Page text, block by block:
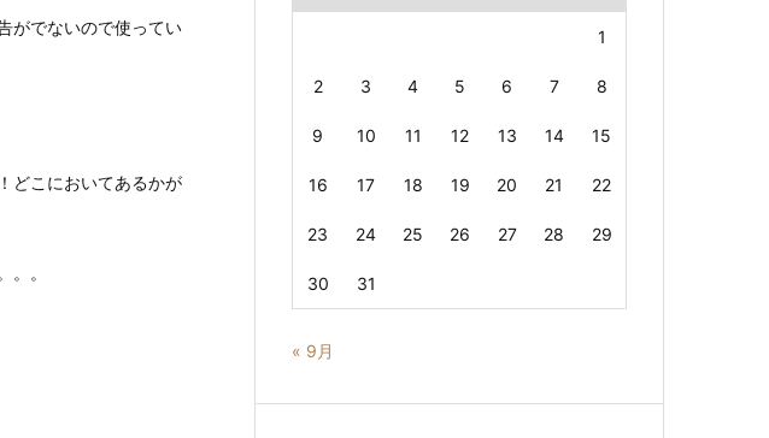
がでないので使ってい
どこにおいてあるかが
。
1
2 3 4 5 6 7 8
9 10 11 12 13 14 15
16 17 18 19 20 21 22
23 24 25 26 27 28 29
30 31
« 9月